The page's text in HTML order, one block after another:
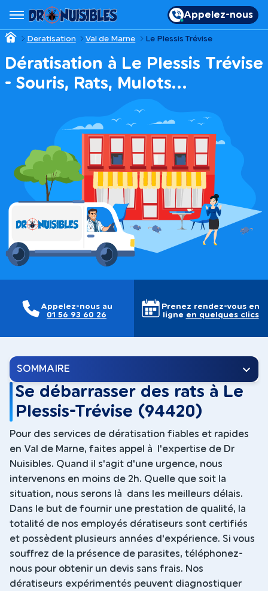
Appelez-nous
Deratisation Val de Marne Le Plessis Trévise
Dératisation à Le Plessis Trévise
- Souris, Rats, Mulots…
Appelez-nous au
01 56 93 60 26
Prenez rendez-vous en
ligne en quelques clics
SOMMAIRE
Se débarrasser des rats à Le
Plessis-Trévise (94420)
Pour des services de dératisation fiables et rapides
en Val de Marne, faites appel à l'expertise de Dr
Nuisibles. Quand il s'agit d'une urgence, nous
intervenons en moins de 2h. Quelle que soit la
situation, nous serons là dans les meilleurs délais.
Dans le but de fournir une prestation de qualité, la
totalité de nos employés dératiseurs sont certifiés
et possèdent plusieurs années d'expérience. Si vous
souffrez de la présence de parasites, téléphonez-
nous pour obtenir un devis sans frais. Nos
dératiseurs expérimentés peuvent diagnostiquer